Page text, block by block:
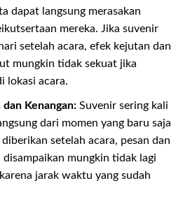
dapat langsung merasakan
mereka. Jika suvenir
setelah acara, efek kejutan dan
mungkin tidak sekuat jika
lokasi acara.
dan Kenangan:Suvenir sering kali
dari momen yang baru saja
setelah acara, pesan dan
disampaikan mungkin tidak lagi
jarak waktu yang sudah